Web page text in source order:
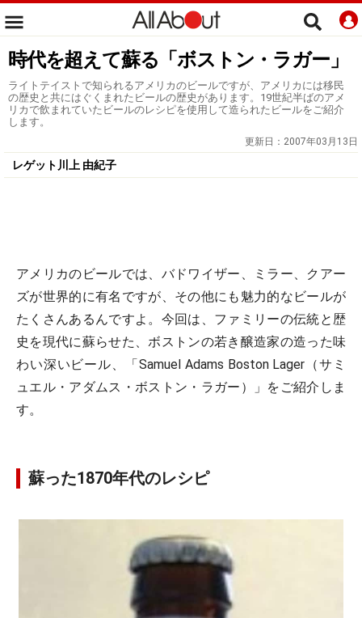
時代を超えて蘇る「ボストン・ラガー」
ライトテイストで知られるアメリカのビールですが、アメリカには移民
の歴史と共にはぐくまれたビールの歴史があります。19世紀半ばのアメ
リカで飲まれていたビールのレシピを使用して造られたビールをご紹介
します。
更新日： 2007年03月13日
レゲット川上 由紀子
アメリカのビールでは、バドワイザー、ミラー、クアー
ズが世界的に有名ですが、その他にも魅力的なビールが
たくさんあるんですよ。今回は、ファミリーの伝統と歴
史を現代に蘇らせた、ボストンの若き醸造家の造った味
わい深いビール、「Samuel Adams Boston Lager（サミ
ュエル・アダムス・ボストン・ラガー）」をご紹介しま
す。
蘇った1870年代のレシピ